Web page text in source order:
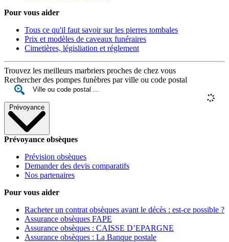
Pour vous aider
Tous ce qu'il faut savoir sur les pierres tombales
Prix et modèles de caveaux funéraires
Cimetières, législiation et réglement
Trouvez les meilleurs marbriers proches de chez vous
Rechercher des pompes funèbres par ville ou code postal
Prévoyance
Prévoyance obsèques
Prévision obsèques
Demander des devis comparatifs
Nos partenaires
Pour vous aider
Racheter un contrat obsèques avant le décès : est-ce possible ?
Assurance obsèques FAPE
Assurance obsèques : CAISSE D’EPARGNE
Assurance obsèques : La Banque postale